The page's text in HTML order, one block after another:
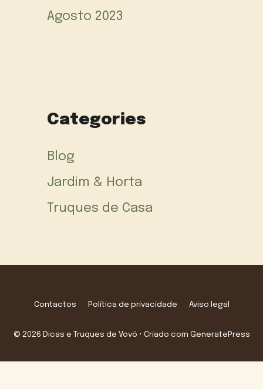
Agosto 2023
Categories
Blog
Jardim & Horta
Truques de Casa
Contactos Política de privacidade Aviso legal
© 2026 Dicas e Truques de Vovó • Criado com GeneratePress